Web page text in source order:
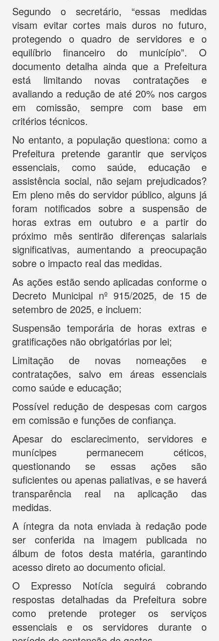
Segundo o secretário, “essas medidas
visam evitar cortes mais duros no futuro,
protegendo o quadro de servidores e o
equilíbrio financeiro do município”. O
documento detalha ainda que a Prefeitura
está limitando novas contratações e
avaliando a redução de até 20% nos cargos
em comissão, sempre com base em
critérios técnicos.
No entanto, a população questiona: como a
Prefeitura pretende garantir que serviços
essenciais, como saúde, educação e
assistência social, não sejam prejudicados?
Em pleno mês do servidor público, alguns já
foram notificados sobre a suspensão de
horas extras em outubro e a partir do
próximo mês sentirão diferenças salariais
significativas, aumentando a preocupação
sobre o impacto real das medidas.
As ações estão sendo aplicadas conforme o
Decreto Municipal nº 915/2025, de 15 de
setembro de 2025, e incluem:
Suspensão temporária de horas extras e
gratificações não obrigatórias por lei;
Limitação de novas nomeações e
contratações, salvo em áreas essenciais
como saúde e educação;
Possível redução de despesas com cargos
em comissão e funções de confiança.
Apesar do esclarecimento, servidores e
munícipes permanecem céticos,
questionando se essas ações são
suficientes ou apenas paliativas, e se haverá
transparência real na aplicação das
medidas.
A íntegra da nota enviada à redação pode
ser conferida na imagem publicada no
álbum de fotos desta matéria, garantindo
acesso direto ao documento oficial.
O Expresso Notícia seguirá cobrando
respostas detalhadas da Prefeitura sobre
como pretende proteger os serviços
essenciais e os servidores durante o